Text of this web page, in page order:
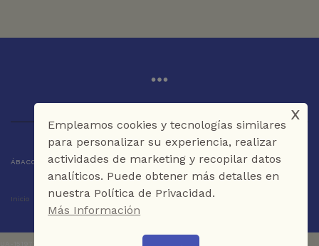
ÁBACO LIBROS Y CAFÉ © 2025 CARTAGENA DE INDIAS - COLOMBIA
Inicio Tienda La Librería Galería Café Contáctenos
Empleamos cookies y tecnologías similares
para personalizar su experiencia, realizar
actividades de marketing y recopilar datos
analíticos. Puede obtener más detalles en
nuestra Política de Privacidad.
Más Información
x